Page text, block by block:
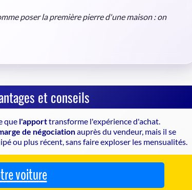
poser la première pierre d'une maison : on
et conseils
que l'apporttransforme l'expérience d'achat.
de négociationauprès du vendeur, mais il se
ou plus récent, sans faire exploser les mensualités.
voiture